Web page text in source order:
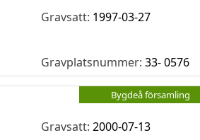
Gravsatt: 1997-03-27
Gravplatsnummer: 33- 0576
Bygdeå församling
Gravsatt:2000-07-13